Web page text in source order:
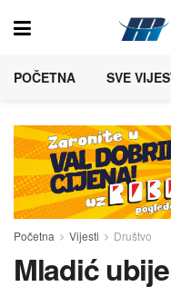
POČETNA SVE
Početna Vijesti Društvo
Mladić